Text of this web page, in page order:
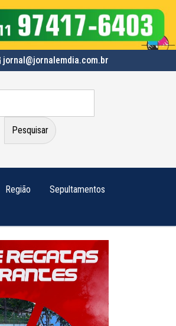
jornal@jornalemdia.com.br
Região Sepultamentos